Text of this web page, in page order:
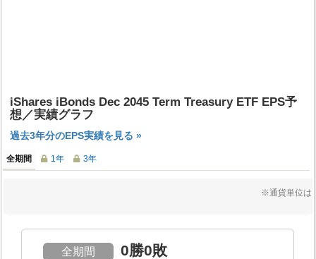
iShares iBonds Dec 2045 Term Treasury ETF EPS予
想／実績グラフ
過去3年分のEPS実績を見る »
全期間 1年 3年
※通貨単位は
全期間 0勝0敗